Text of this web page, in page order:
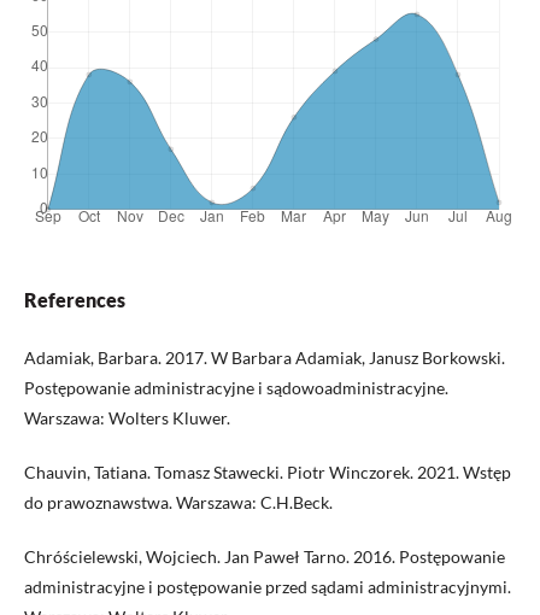
References
Adamiak, Barbara. 2017. W Barbara Adamiak, Janusz Borkowski.
Postępowanie administracyjne i sądowoadministracyjne.
Warszawa: Wolters Kluwer.
Chauvin, Tatiana. Tomasz Stawecki. Piotr Winczorek. 2021. Wstęp
do prawoznawstwa. Warszawa: C.H.Beck.
Chróścielewski, Wojciech. Jan Paweł Tarno. 2016. Postępowanie
administracyjne i postępowanie przed sądami administracyjnymi.